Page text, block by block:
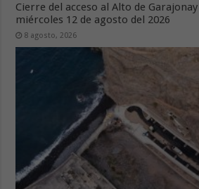
Cierre del acceso al Alto de
miércoles 12 de agosto del 2026
8 agosto, 2026